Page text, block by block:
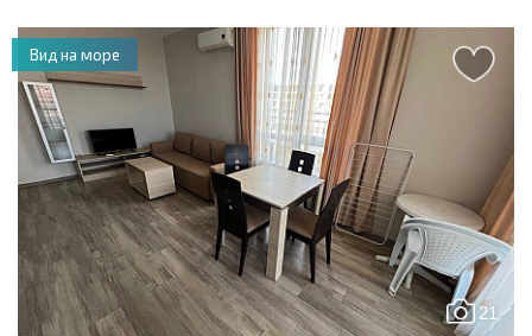
21
Вид на море